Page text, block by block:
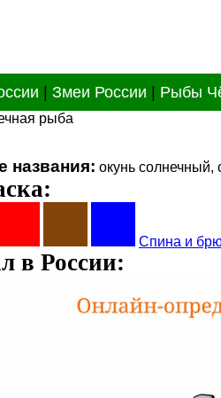
Змеи России Рыбы
рыба
названия: окунь солнечный,
Спина и
в России: